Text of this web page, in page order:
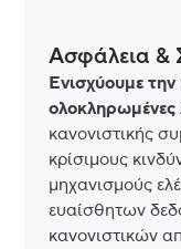
Ασφάλεια
Ενισχύουμε
ολοκληρωμένες
κανονιστικής
κρίσιμους
μηχανισμούς
ευαίσθητων
κανονιστικών